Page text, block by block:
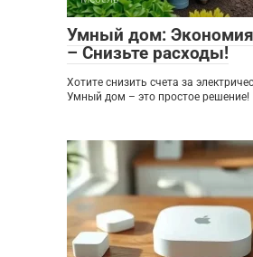
Умный дом: Экономия
– Снизьте расходы!
Хотите снизить счета за
Умный дом – это простое решение!